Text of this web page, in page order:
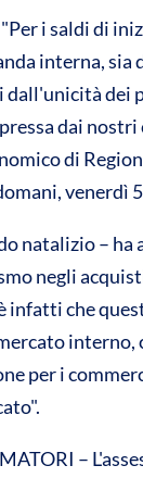
aili saldi di
interna,
dei
dai
di
venerdì
natalizio – ha
negli
infatti che
interno,
per i
–